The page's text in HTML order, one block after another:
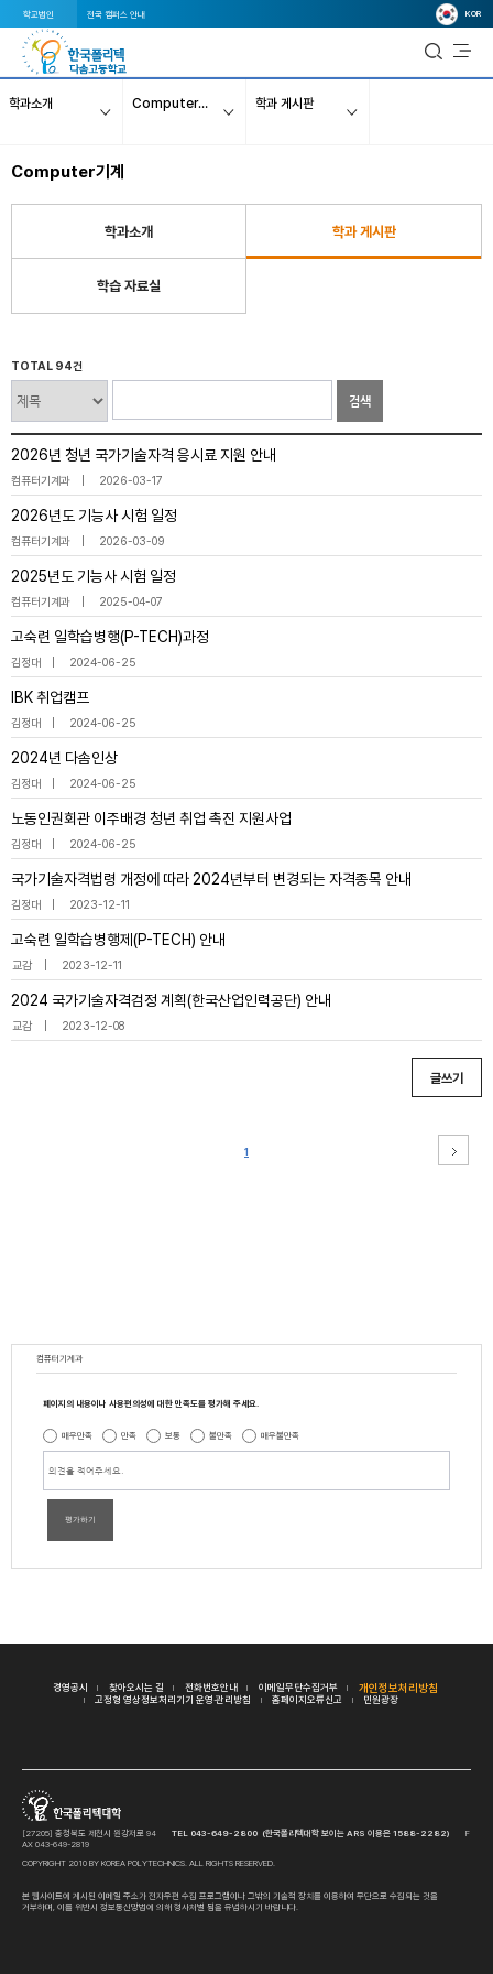
학교법인 전국 캠퍼스 안내 KOR
학과소개 Computer기계 학과 게시판
Computer기계
학과소개 학과 게시판
학습 자료실
TOTAL 94건
검색
2026년 청년 국가기술자격 응시료 지원 안내
컴퓨터기계과 2026-03-17
2026년도 기능사 시험 일정
컴퓨터기계과 2026-03-09
2025년도 기능사 시험 일정
컴퓨터기계과 2025-04-07
고숙련 일학습병행(P-TECH)과정
김정대 2024-06-25
IBK 취업캠프
김정대 2024-06-25
2024년 다솜인상
김정대 2024-06-25
노동인권회관 이주배경 청년 취업 촉진 지원사업
김정대 2024-06-25
국가기술자격법령 개정에 따라 2024년부터 변경되는 자격종목 안내
김정대 2023-12-11
고숙련 일학습병행제(P-TECH) 안내
교감 2023-12-11
2024 국가기술자격검정 계획(한국산업인력공단) 안내
교감 2023-12-08
글쓰기
1
컴퓨터기계과
페이지의 내용이나 사용편의성에 대한 만족도를 평가해 주세요.
매우만족 만족 보통 불만족 매우불만족
평가하기
경영공시 찾아오시는 길 전화번호안내 이메일무단수집거부 개인정보처리방침
고정형 영상정보처리기기 운영·관리방침 홈페이지오류신고 민원광장
[27205] 충청북도 제천시 원강저로 94 TEL 043-649-2800 (한국폴리텍대학 보이는 ARS 이용은 1588-2282)
F
AX 043-649-2819
COPYRIGHT 2010 BY KOREA POLYTECHNICS. ALL RIGHTS RESERVED.
본 웹사이트에 게시된 이메일 주소가 전자우편 수집 프로그램이나 그밖의 기술적 장치를 이용하여 무단으로 수집되는 것을
거부하며, 이를 위반시 정보통신망법에 의해 형사처벌 됨을 유념하시기 바랍니다.